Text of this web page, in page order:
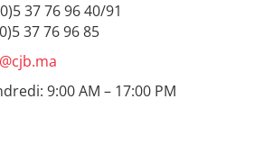
37 76 96 40/91
37 76 96 85
9:00 AM – 17:00 PM